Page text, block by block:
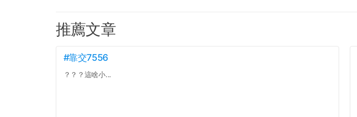
推薦文章
#靠交7556
？？？這啥小...